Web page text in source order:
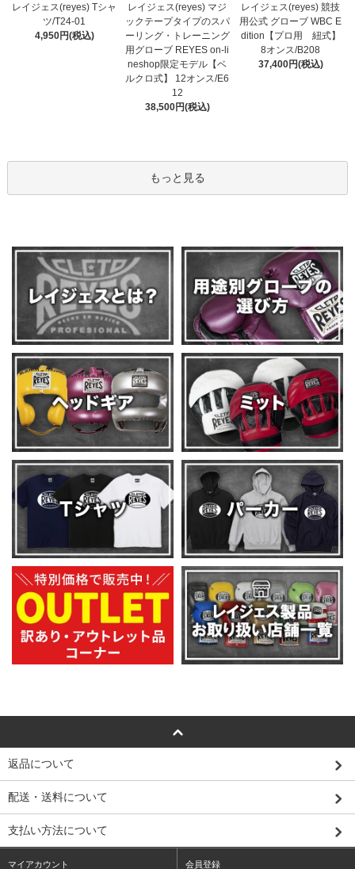
レイジェス(reyes) Tシャ
ツ/T24-01
4,950円(税込)
レイジェス(reyes) マジ
ックテープタイプのスパ
ーリング・トレーニング
用グローブ REYES on-li
neshop限定モデル【ベ
ルクロ式】 12オンス/E6
12
38,500円(税込)
レイジェス(reyes) 競技
用公式 グローブ WBC E
dition【プロ用 紐式】
8オンス/B208
37,400円(税込)
もっと見る
返品について
配送・送料について
支払い方法について
マイアカウント 会員登録